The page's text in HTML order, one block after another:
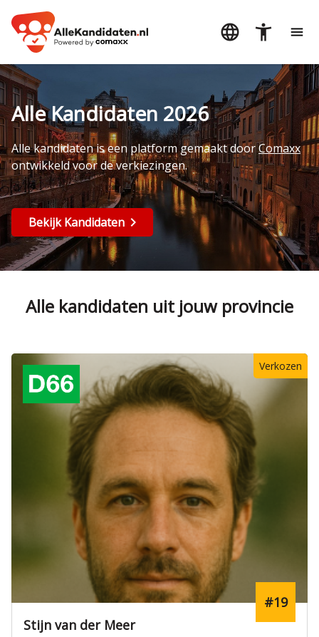
Alle Kandidaten 2026
Alle kandidaten is een platform gemaakt doorComaxx
ontwikkeld voor de verkiezingen.
Bekijk Kandidaten
Alle kandidaten uit jouw provincie
Verkozen
Stijn van der Meer
#19